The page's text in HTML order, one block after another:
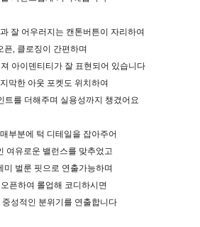
잘 어우러지는 캔톤버튼이 자리하여
픈, 클로징이 간편하며
아이덴티티가 잘 표현되어 있습니다
막한 아웃 포켓도 위치하여
트를 더해주며 실용성까지 챙겼어요
부분에 턱 디테일을 잡아주어
여유로운 밸런스를 맞추었고
미 벌룬 핏으로 연출가능하며
픈하여 롤업해 코디하시면
성적인 분위기를 연출합니다